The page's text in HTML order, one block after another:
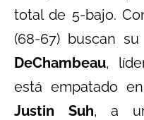
total de 5-bajo.
(68-67) buscan
DeChambeau,
está empatado
Justin Suh, a